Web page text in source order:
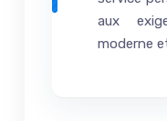
aux
moderne